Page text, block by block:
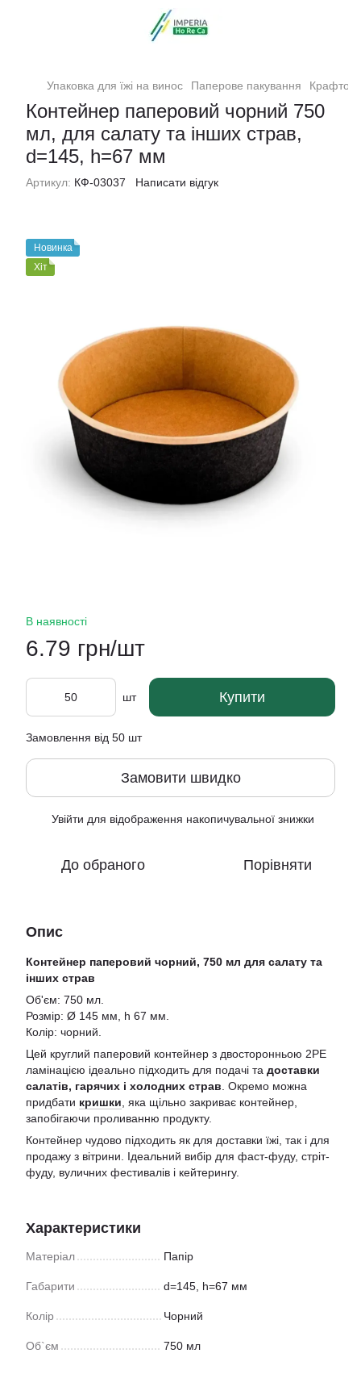
Упаковка для їжі на винос Паперове пакування
Контейнер паперовий чорний 750
мл, для салату та інших страв,
d=145, h=67 мм
Артикул: КФ-03037 Написати відгук
Новинка
Хіт
В наявності
6.79 грн/шт
шт Купити
Замовлення від 50 шт
Замовити швидко
Увійти для відображення накопичувальної знижки
До обраного Порівняти
Опис
Контейнер паперовий чорний, 750 мл для салату та
інших страв
Об'єм: 750 мл.
Розмір: Ø 145 мм, h 67 мм.
Колір: чорний.
Цей круглий паперовий контейнер з двосторонньою 2РЕ
ламінацією ідеально підходить для подачі та доставки
салатів, гарячих і холодних страв . Окремо можна
придбати кришки , яка щільно закриває контейнер,
запобігаючи проливанню продукту.
Контейнер чудово підходить як для доставки їжі, так і для
продажу з вітрини. Ідеальний вибір для фаст-фуду, стріт-
фуду, вуличних фестивалів і кейтерингу.
Характеристики
Матеріал Папір
Габарити d=145, h=67 мм
Колір Чорний
Об`єм 750 мл